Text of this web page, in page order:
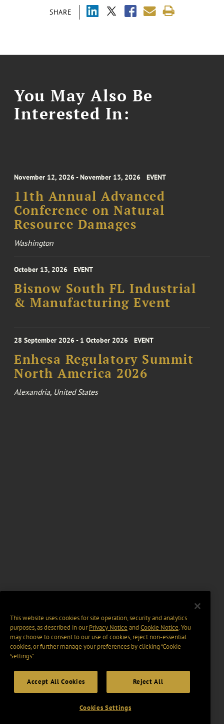
SHARE
You May Also Be
Interested In:
November 12, 2026 - November 13, 2026 EVENT
11th Annual Advanced
Conference on Natural
Resource Damages
Washington
October 13, 2026 EVENT
Bisnow South FL Industrial
& Manufacturing Event
28 September 2026 - 1 October 2026 EVENT
Enhesa Regulatory Summit
North America 2026
Alexandria, United States
This website uses cookies for site operation, security and analytics
purposes, as described in ourPrivacy Notice and Cookie Notice. You
may choose to consent to our use of cookies, reject non-essential
cookies, or further manage your preferences by clicking “Cookie
Settings".
Accept All Cookies Reject All
Cookies Settings